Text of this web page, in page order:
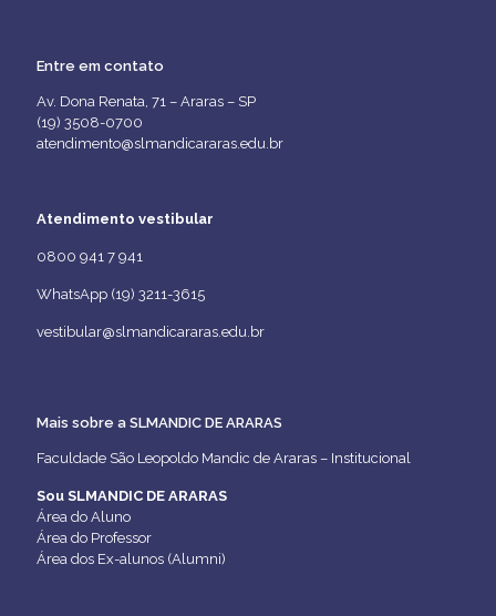
Entre em contato
Av. Dona Renata, 71 – Araras – SP
(19) 3508-0700
atendimento@slmandicararas.edu.br
Atendimento vestibular
0800 941 7 941
WhatsApp (19) 3211-3615
vestibular@slmandicararas.edu.br
Mais sobre a SLMANDIC DE ARARAS
Faculdade São Leopoldo Mandic de Araras – Institucional
Sou SLMANDIC DE ARARAS
Área do Aluno
Área do Professor
Área dos Ex-alunos (Alumni)